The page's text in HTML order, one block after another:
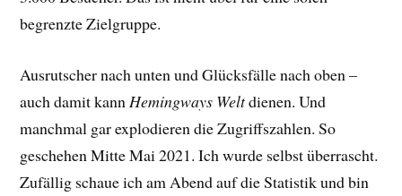
begrenzte Zielgruppe.
Ausrutscher nach unten und Glücksfälle nach oben –
auch damit kannHemingways Weltdienen. Und
manchmal gar explodieren die Zugriffszahlen. So
geschehen Mitte Mai 2021. Ich wurde selbst überrascht.
Zufällig schaue ich am Abend auf die Statistik und bin